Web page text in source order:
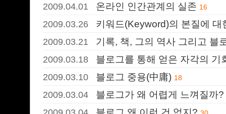
2009.04.01 온라인 인간관계의 실존 16
2009.03.26 키워드(Keyword)의 본질에 대
2009.03.21 기록, 책, 그의 역사 그리고 블
2009.03.18 블로그를 통해 얻은 자각의 기
2009.03.10 블로그 중용(中庸) 18
2009.03.04 블로그가 왜 어렵게 느껴질까?